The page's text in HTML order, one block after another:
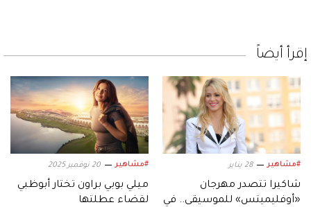
إقرأ أيضاً
#مشاهير 28 يناير
شاكيرا تتصدر مهرجان
«أوفليميتس» للموسيقى.. في
#مشاهير 20 نوفمبر 2025
ميلي بوبي براون تختار أبوظبي
لقضاء عطلتها